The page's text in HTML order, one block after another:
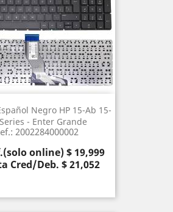
Negro HP 15-Ab 15-
- Enter Grande
2002284000002
online) $ 19,999
Cred/Deb. $ 21,052